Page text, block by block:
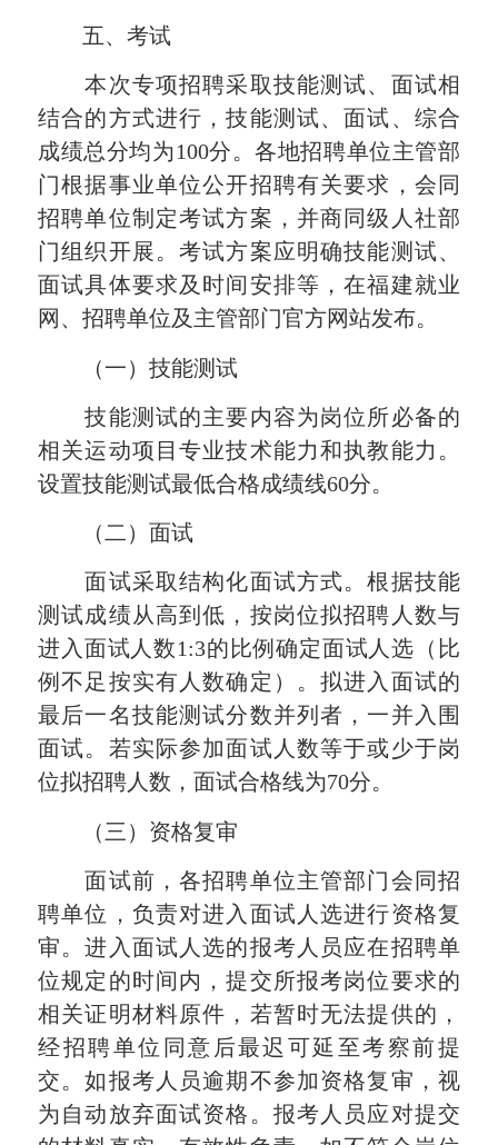
五、考试
本次专项招聘采取技能测试、面试相
结合的方式进行，技能测试、面试、综合
成绩总分均为100分。各地招聘单位主管部
门根据事业单位公开招聘有关要求，会同
招聘单位制定考试方案，并商同级人社部
门组织开展。考试方案应明确技能测试、
面试具体要求及时间安排等，在福建就业
网、招聘单位及主管部门官方网站发布。
（一）技能测试
技能测试的主要内容为岗位所必备的
相关运动项目专业技术能力和执教能力。
设置技能测试最低合格成绩线60分。
（二）面试
面试采取结构化面试方式。根据技能
测试成绩从高到低，按岗位拟招聘人数与
进入面试人数1:3的比例确定面试人选（比
例不足按实有人数确定）。拟进入面试的
最后一名技能测试分数并列者，一并入围
面试。若实际参加面试人数等于或少于岗
位拟招聘人数，面试合格线为70分。
（三）资格复审
面试前，各招聘单位主管部门会同招
聘单位，负责对进入面试人选进行资格复
审。进入面试人选的报考人员应在招聘单
位规定的时间内，提交所报考岗位要求的
相关证明材料原件，若暂时无法提供的，
经招聘单位同意后最迟可延至考察前提
交。如报考人员逾期不参加资格复审，视
为自动放弃面试资格。报考人员应对提交